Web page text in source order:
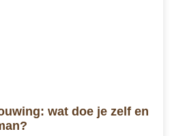
wat doe je zelf en